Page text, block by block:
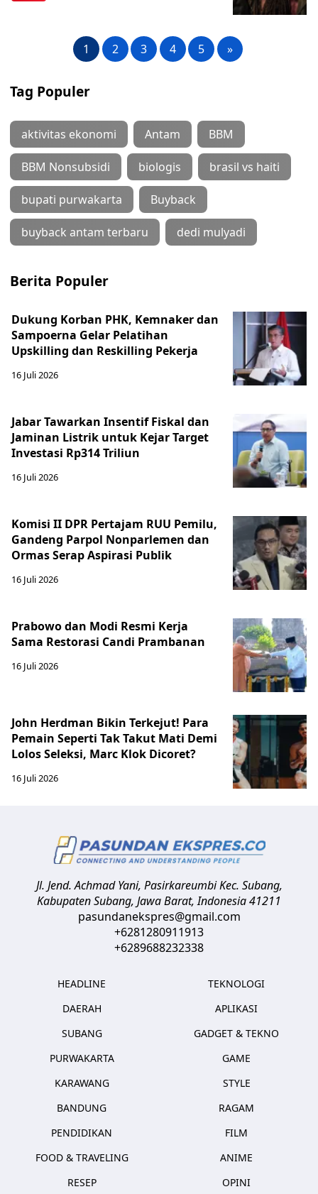
1 2 3 4 5 »
Tag Populer
aktivitas ekonomi Antam BBM
BBM Nonsubsidi biologis brasil vs haiti
bupati purwakarta Buyback
buyback antam terbaru dedi mulyadi
Berita Populer
Dukung Korban PHK, Kemnaker dan
Sampoerna Gelar Pelatihan
Upskilling dan Reskilling Pekerja
16 Juli 2026
Jabar Tawarkan Insentif Fiskal dan
Jaminan Listrik untuk Kejar Target
Investasi Rp314 Triliun
16 Juli 2026
Komisi II DPR Pertajam RUU Pemilu,
Gandeng Parpol Nonparlemen dan
Ormas Serap Aspirasi Publik
16 Juli 2026
Prabowo dan Modi Resmi Kerja
Sama Restorasi Candi Prambanan
16 Juli 2026
John Herdman Bikin Terkejut! Para
Pemain Seperti Tak Takut Mati Demi
Lolos Seleksi, Marc Klok Dicoret?
16 Juli 2026
Jl. Jend. Achmad Yani, Pasirkareumbi Kec. Subang,
Kabupaten Subang, Jawa Barat,Indonesia41211
pasundanekspres@gmail.com
+6281280911913
+6289688232338
HEADLINE
DAERAH
SUBANG
PURWAKARTA
KARAWANG
BANDUNG
PENDIDIKAN
FOOD & TRAVELING
RESEP
TEKNOLOGI
APLIKASI
GADGET & TEKNO
GAME
STYLE
RAGAM
FILM
ANIME
OPINI